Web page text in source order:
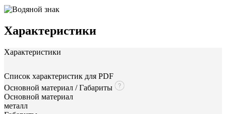
Характеристики
Характеристики
Список характеристик для PDF
Основной материал / Габариты
Основной материал
металл